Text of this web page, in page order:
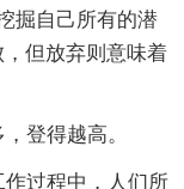
掘自己所有的潜
但放弃则意味着
登得越高。
过程中，人们所